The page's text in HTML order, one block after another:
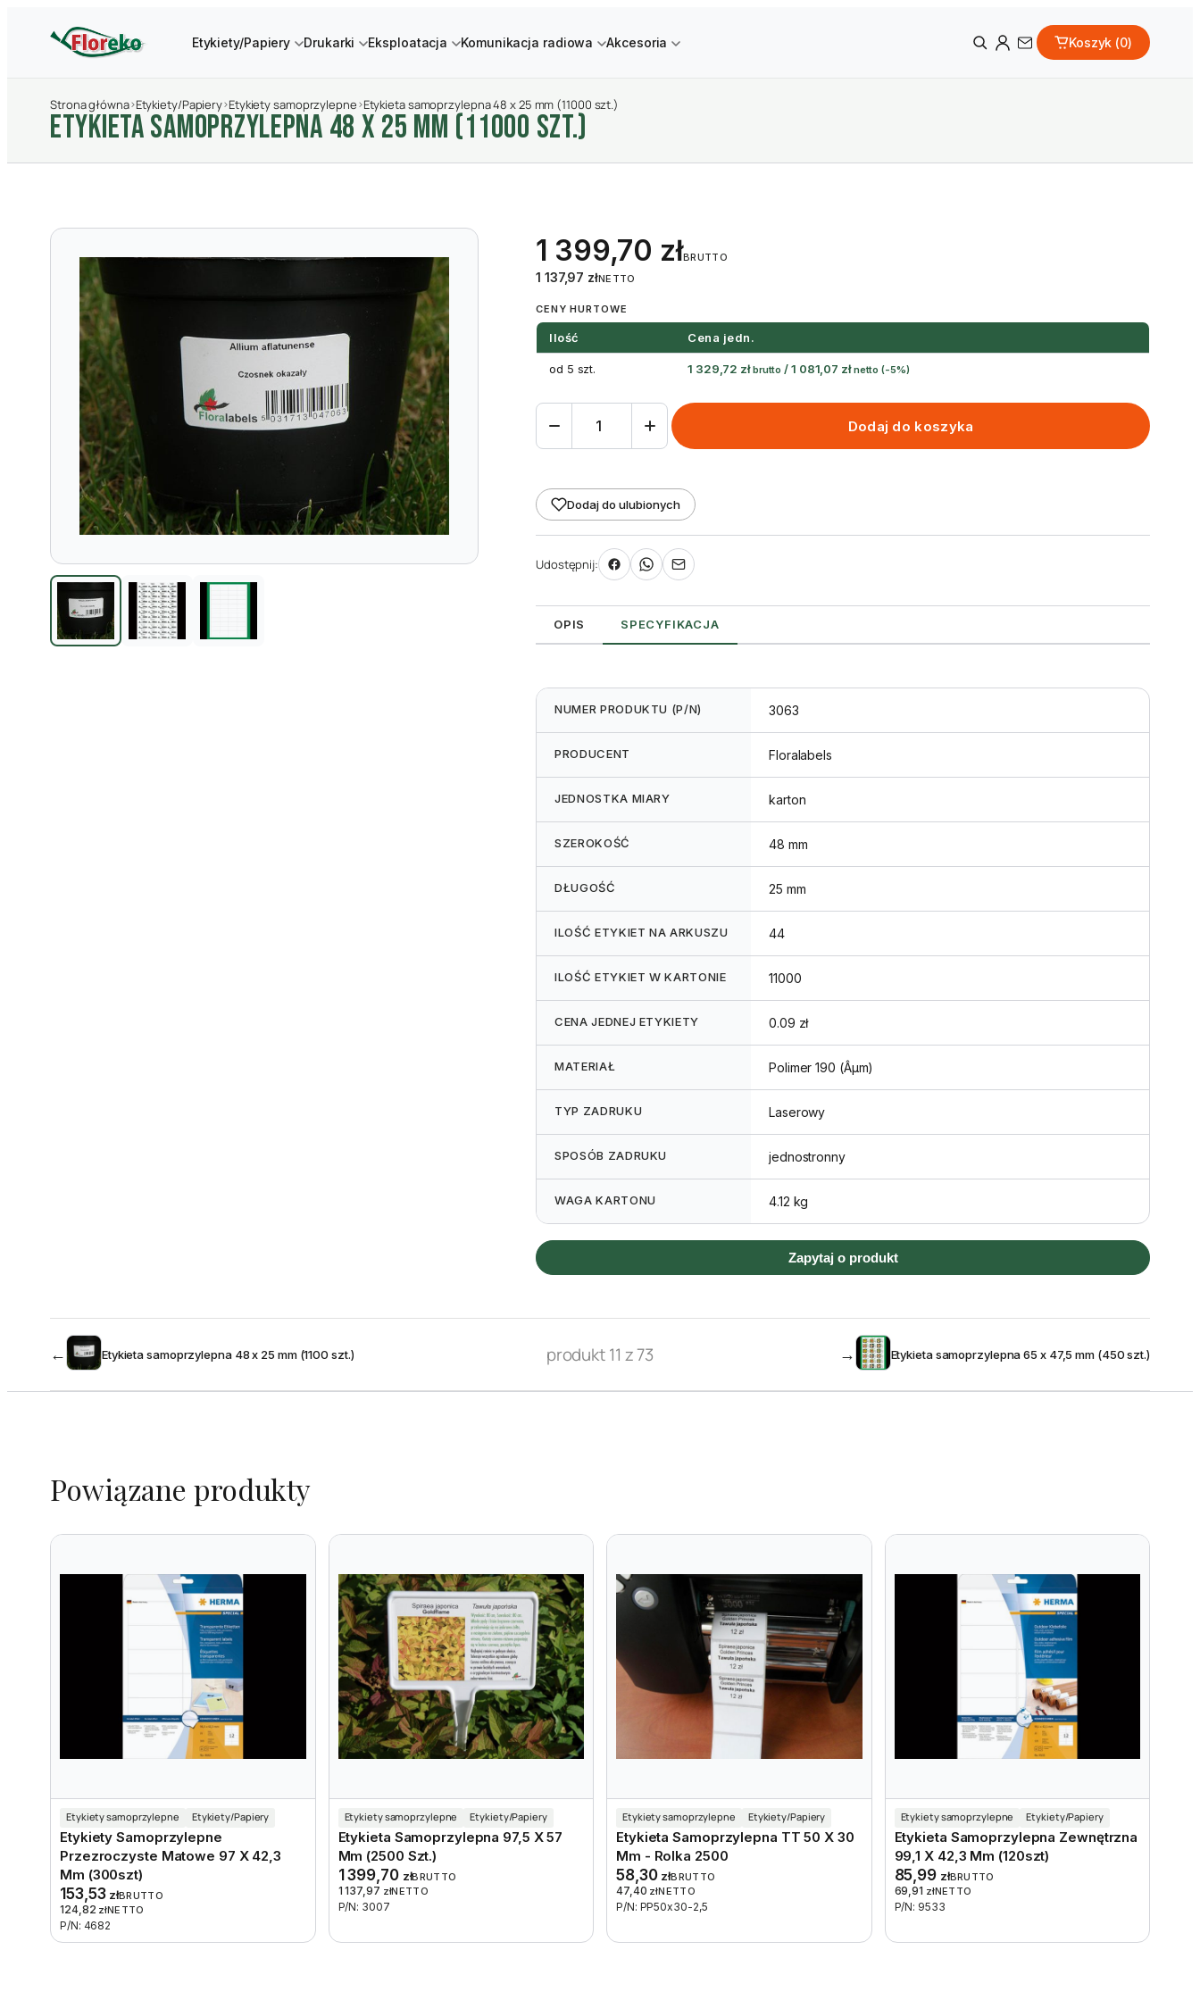
Etykiety/Papiery Drukarki Eksploatacja Komunikacja radiowa Akcesoria Koszyk (0)
Strona główna›Etykiety/Papiery›Etykiety samoprzylepne›Etykieta samoprzylepna 48 x 25 mm (11000 szt.)
ETYKIETA SAMOPRZYLEPNA 48 X 25 MM (11000 SZT.)
1 399,70 złBRUTTO
1 137,97 złNETTO
CENY HURTOWE
Ilość Cena jedn.
od 5 szt. 1 329,72 zł brutto /1 081,07 zł netto (-5%)
ilość
Etykieta
48
x
mm
(11000
szt.)
Dodaj do koszyka
Dodaj do ulubionych
Udostępnij:
OPIS SPECYFIKACJA
NUMER PRODUKTU (P/N) 3063
PRODUCENT Floralabels
JEDNOSTKA MIARY karton
SZEROKOŚĆ 48 mm
DŁUGOŚĆ 25 mm
ILOŚĆ ETYKIET NA ARKUSZU 44
ILOŚĆ ETYKIET W KARTONIE 11000
CENA JEDNEJ ETYKIETY 0.09 zł
MATERIAŁ Polimer 190 (Âµm)
TYP ZADRUKU Laserowy
SPOSÓB ZADRUKU jednostronny
WAGA KARTONU 4.12 kg
Zapytaj o produkt
← Etykieta samoprzylepna 48 x 25 mm (1100 szt.) produkt 11 z 73 Etykieta samoprzylepna 65 x 47,5 mm (450 szt.)
→
Powiązane produkty
Etykiety samoprzylepne Etykiety/Papiery
Etykiety Samoprzylepne
Przezroczyste Matowe 97 X 42,3
Mm (300szt)
153,53 złBRUTTO
124,82 złNETTO
P/N: 4682
Etykiety samoprzylepne Etykiety/Papiery
Etykieta Samoprzylepna 97,5 X 57
Mm (2500 Szt.)
1 399,70 złBRUTTO
1 137,97 złNETTO
P/N: 3007
Etykiety samoprzylepne Etykiety/Papiery
Etykieta Samoprzylepna TT 50 X 30
Mm - Rolka 2500
58,30 złBRUTTO
47,40 złNETTO
P/N: PP50x30-2,5
Etykiety samoprzylepne Etykiety/Papiery
Etykieta Samoprzylepna Zewnętrzna
99,1 X 42,3 Mm (120szt)
85,99 złBRUTTO
69,91 złNETTO
P/N: 9533